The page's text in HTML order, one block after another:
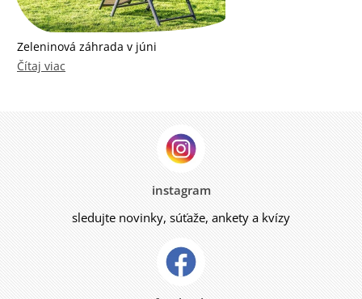
Zeleninová záhrada v júni
Čítaj viac
instagram
sledujte novinky, súťaže, ankety a kvízy